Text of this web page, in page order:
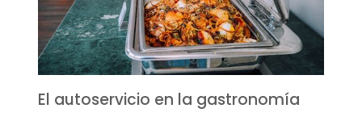
El autoservicio en la gastronomía